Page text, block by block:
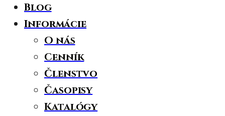
Blog
Informácie
O nás
Cenník
Členstvo
Časopisy
Katalógy